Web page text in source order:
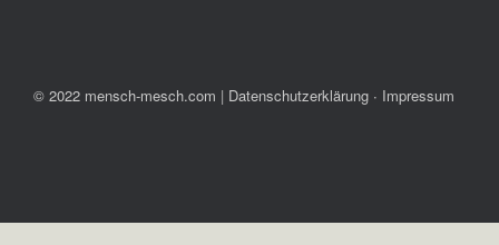
© 2022 mensch-mesch.com | Datenschutzerklärung ∙ Impressum